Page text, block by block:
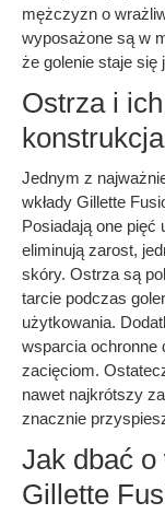
mężczyzn o
wyposażone są w
że golenie staje się
Ostrza i
konstrukcja
Jednym z
wkłady Gillette
Posiadają one pięć
eliminują zarost,
skóry. Ostrza są
tarcie podczas
użytkowania.
wsparcia ochronne
zacięciom.
nawet najkrótszy
znacznie
Jak dbać o
Gillette